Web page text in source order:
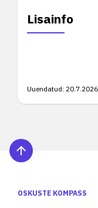
Lisainfo
Uuendatud: 20.7.2026
OSKUSTE KOMPASS